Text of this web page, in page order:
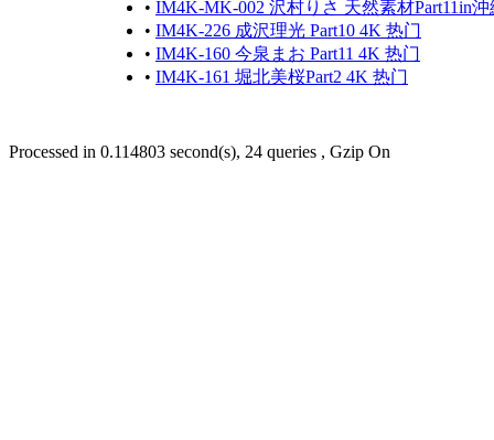
• IM4K-MK-002 沢村りさ 天然素材Part11in
• IM4K-226 成沢理光 Part10 4K 热门
• IM4K-160 今泉まお Part11 4K 热门
• IM4K-161 堀北美桜Part2 4K 热门
Processed in 0.114803 second(s), 24 queries , Gzip On